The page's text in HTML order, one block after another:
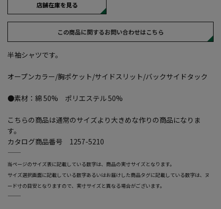
店舗在庫を見る
この商品に関するお問い合わせはこちら
半袖シャツです。
オープンカラー/胸ポケット/サイドスリット/バックサイドタック
●素材：綿 50% ポリエステル 50%
こちらの商品は通常のサイズより大きめな作りの商品になりま
す。
カタログ商品番号 1257-5210
―――――――――――――――――――――――
当ページのサイズ表に記載している数字は、商品の実寸サイズとなります。
サイズ選択画面に記載している数字あるいはお届けした商品タグに記載している数字は、ヌ
ード寸の目安となりますので、実寸サイズと異なる場合がございます。
―――――――――――――――――――――――